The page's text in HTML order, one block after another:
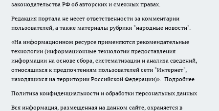
законодательства РФ об авторских и смежных правах.
Редакция портала не несет ответственности за комментарии
пользователей, а также материалы рубрики "народные новости".
«На информационном ресурсе применяются рекомендательные
технологии (информационные технологии предоставления
информации на основе сбора, систематизации и анализа сведений,
относящихся к предпочтениям пользователей сети "Интернет",
находящихся на территории Российской Федерации)». Подробнее
Политика конфиденциальности и обработки персональных данных
Вся информация, размещенная на данном сайте, охраняется в